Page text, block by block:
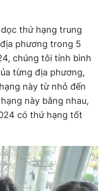
Thành
cấp ngày 24.3.2020
Báo Thanh Niên. Cấm sao
có sự chấp thuận bằng văn
JSC.
thứ hạng trung
phương trong 5
chúng tôi tính bình
từng địa phương,
này từ nhỏ đến
này bằng nhau,
có thứ hạng tốt